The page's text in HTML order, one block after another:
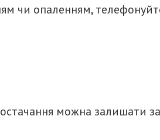
чи опаленням,
можна залишати за